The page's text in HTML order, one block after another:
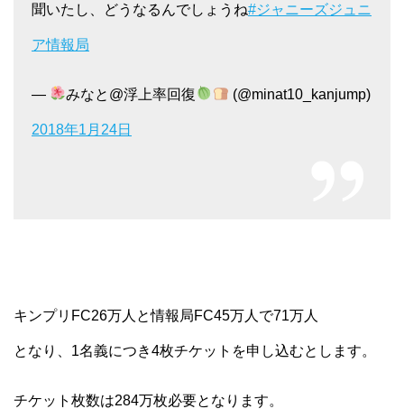
聞いたし、どうなるんでしょうね#ジャニーズジュニ
ア情報局
— みなと@浮上率回復 (@minat10_kanjump)
2018年1月24日
キンプリFC26万人と情報局FC45万人で71万人
となり、1名義につき4枚チケットを申し込むとします。
チケット枚数は284万枚必要となります。